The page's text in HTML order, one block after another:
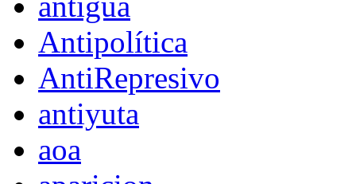
Antipolítica
AntiRepresivo
antiyuta
aoa